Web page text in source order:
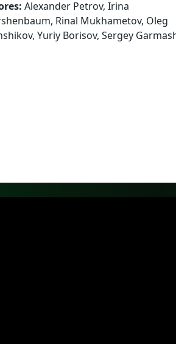
Alexander Petrov, Irina
Rinal Mukhametov, Oleg
Yuriy Borisov, Sergey